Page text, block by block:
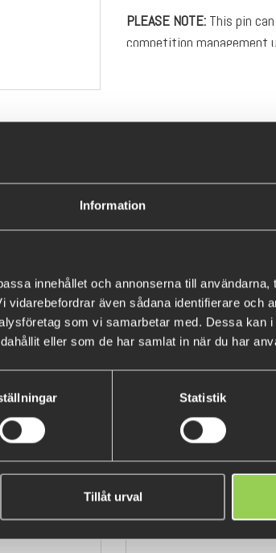
Information
innehållet och annonserna till användarna,
även sådana identifierare och
som vi samarbetar med. Dessa kan
eller som de har samlat in när du har
Statistik
Tillåt urval
PLEASE NOTE: This pin
competition management
Exclusive Multifish pin in
MM-B-Rudd
€4.47